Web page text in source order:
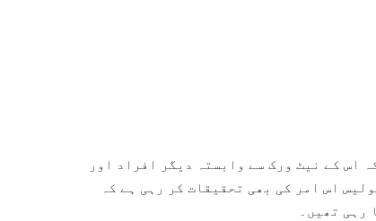
اس کے نیٹ ورک سے وابستہ دیگر افراد اور
اس امر کی بھی تحقیقات کر رہی ہے کہ
رہی تھیں۔